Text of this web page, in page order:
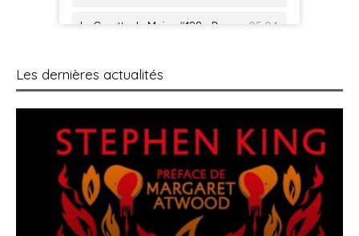
Les dernières actualités